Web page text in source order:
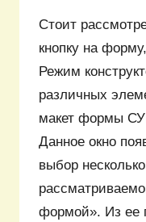
Стоит
кнопку на
Режим
различных
макет формы
Данное окно
выбор
формой». Из ее